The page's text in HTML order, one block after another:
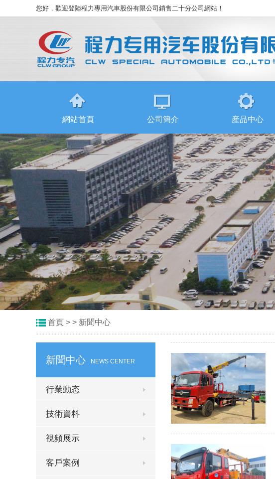
您好，歡迎登陸程力專用汽車股份有限公司銷售二十分公司網站！
網站首頁 公司簡介 産品中心
首頁> > 新聞中心
新聞中心 NEWS CENTER
行業動态
技術資料
視頻展示
客戶案例